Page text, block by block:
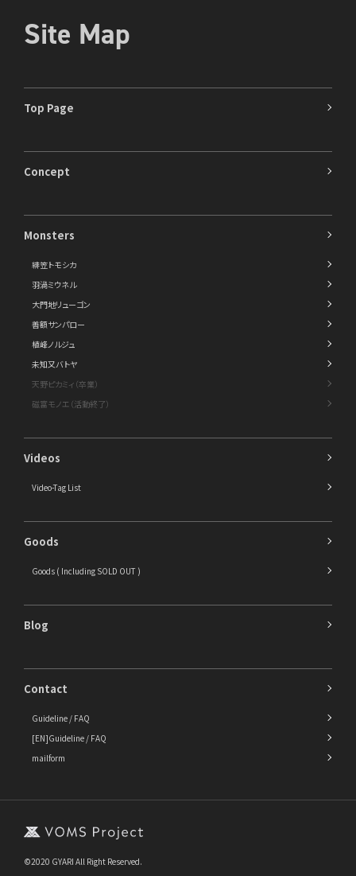
Site Map
Top Page
Concept
Monsters
緋笠トモシカ
羽渦ミウネル
大門地リューゴン
善額サンパロー
植峰ノルジュ
未知又バトヤ
天野ピカミィ（卒業）
磁富モノエ（活動終了）
Videos
Video-Tag List
Goods
Goods ( Including SOLD OUT )
Blog
Contact
Guideline / FAQ
[EN]Guideline / FAQ
mailform
©2020 GYARI All Right Reserved.